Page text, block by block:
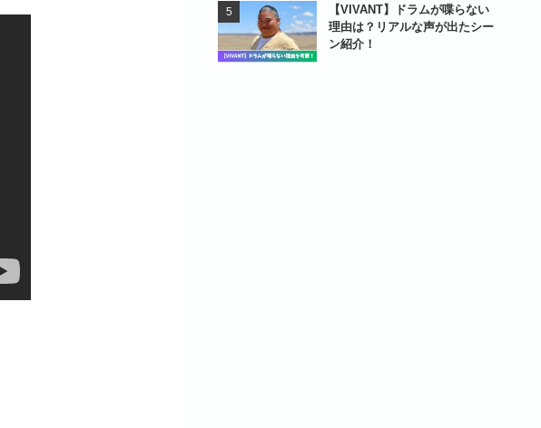
【VIVANT】ドラムが喋らない
理由は？リアルな声が出たシー
ン紹介！